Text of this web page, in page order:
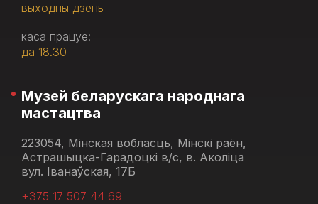
выходны дзень
каса працуе:
да 18.30
Музей беларускага народнага
мастацтва
223054, Мінская вобласць, Мінскі раён,
Астрашыцка-Гарадоцкі в/с, в. Аколіца
вул. Іванаўская, 17Б
+375 17 507 44 69